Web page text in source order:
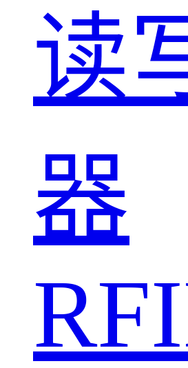
读
器